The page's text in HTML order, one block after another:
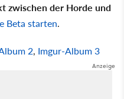
zwischen der Horde und
Beta starten.
2, Imgur-Album 3